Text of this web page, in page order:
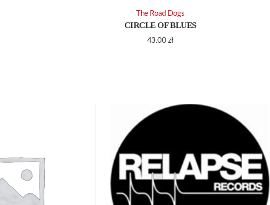
CIRCLE OF BLUES
43.00 zł
The Road Dogs